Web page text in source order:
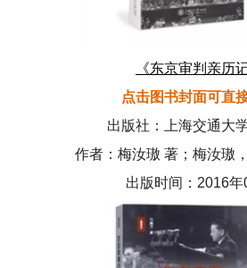
《东京审判亲历记
点击图书封面可直
出版社：上海交通大
作者：梅汝璈 著；梅汝璈
出版时间：2016年